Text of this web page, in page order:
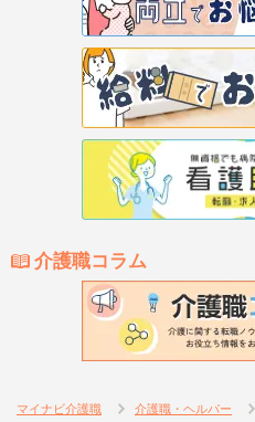
介護職コラム
マイナビ介護職 介護職・ヘルパー